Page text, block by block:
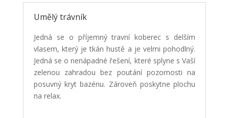
Umělý trávník
Jedná se o příjemný travní koberec s delším
vlasem, který je tkán hustě a je velmi pohodlný.
Jedná se o nenápadné řešení, které splyne s Vaší
zelenou zahradou bez poutání pozornosti na
posuvný kryt bazénu. Zároveň poskytne plochu
na relax.